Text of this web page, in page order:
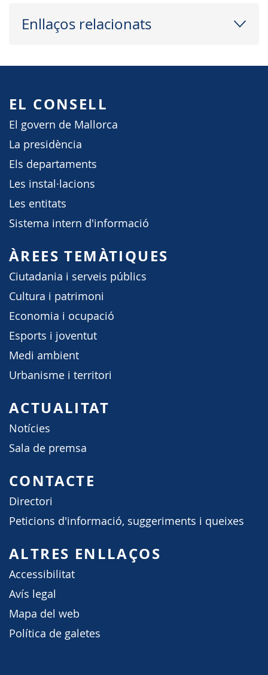
Enllaços relacionats
EL CONSELL
El govern de Mallorca
La presidència
Els departaments
Les instal·lacions
Les entitats
Sistema intern d'informació
ÀREES TEMÀTIQUES
Ciutadania i serveis públics
Cultura i patrimoni
Economia i ocupació
Esports i joventut
Medi ambient
Urbanisme i territori
ACTUALITAT
Notícies
Sala de premsa
CONTACTE
Directori
Peticions d'informació, suggeriments i queixes
ALTRES ENLLAÇOS
Accessibilitat
Avís legal
Mapa del web
Política de galetes